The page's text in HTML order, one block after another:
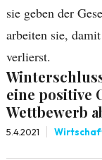
sie geben der
arbeiten sie,
verlierst.
eine positive
Wettbewerb
5.4.2021